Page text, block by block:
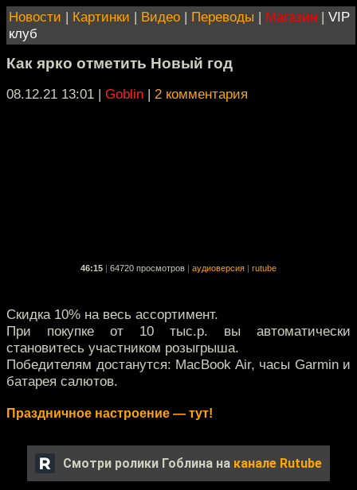
Новости | Картинки | Видео | Переводы | Магазин | VIP
клуб
Как ярко отметить Новый год
08.12.21 13:01 | Goblin | 2 комментария
46:15 64720 просмотров аудиоверсия rutube
Скидка 10% на весь ассортимент.
При покупке от 10 тыс.р. вы автоматически
становитесь участником розыгрыша.
Победителям достанутся: MacBook Air, часы Garmin и
батарея салютов.
Праздничное настроение — тут!
Смотри ролики Гоблина на канале Rutube